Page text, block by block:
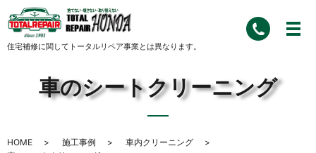
住宅補修に関してトータルリペア事業とは異なります。
車のシートクリーニング
HOME 施工事例
車内クリーニング